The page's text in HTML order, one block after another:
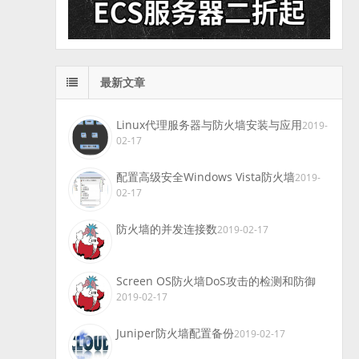
最新文章
Linux代理服务器与防火墙安装与应用2019-
02-17
配置高级安全Windows Vista防火墙2019-
02-17
防火墙的并发连接数2019-02-17
Screen OS防火墙DoS攻击的检测和防御
2019-02-17
Juniper防火墙配置备份2019-02-17